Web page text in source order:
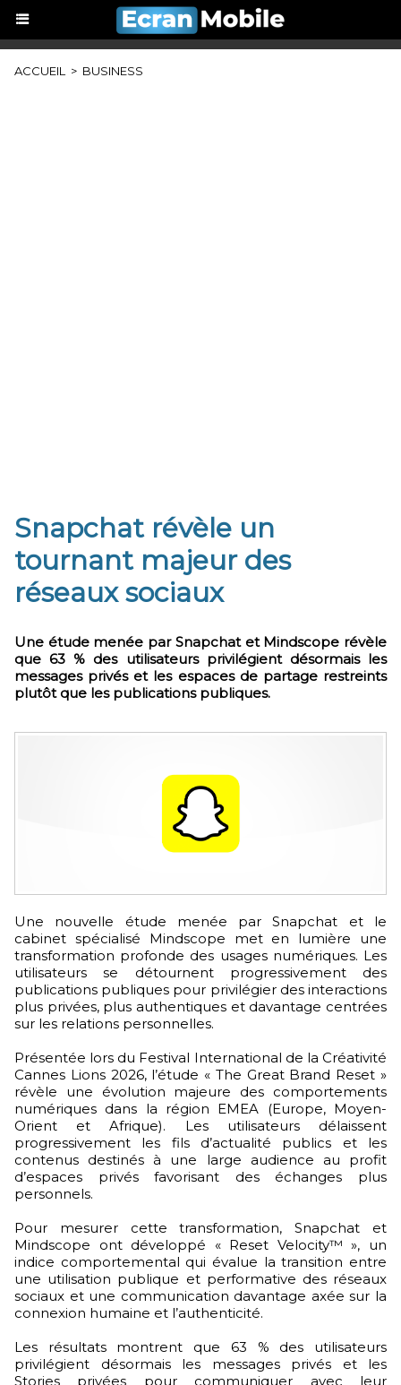
ACCUEIL > BUSINESS
Snapchat révèle un
tournant majeur des
réseaux sociaux
Une étude menée par Snapchat et Mindscope révèle
que 63 % des utilisateurs privilégient désormais les
messages privés et les espaces de partage restreints
plutôt que les publications publiques.
Une nouvelle étude menée par Snapchat et le
cabinet spécialisé Mindscope met en lumière une
transformation profonde des usages numériques. Les
utilisateurs se détournent progressivement des
publications publiques pour privilégier des interactions
plus privées, plus authentiques et davantage centrées
sur les relations personnelles.
Présentée lors du Festival International de la Créativité
Cannes Lions 2026, l’étude « The Great Brand Reset »
révèle une évolution majeure des comportements
numériques dans la région EMEA (Europe, Moyen-
Orient et Afrique). Les utilisateurs délaissent
progressivement les fils d’actualité publics et les
contenus destinés à une large audience au profit
d’espaces privés favorisant des échanges plus
personnels.
Pour mesurer cette transformation, Snapchat et
Mindscope ont développé « Reset Velocity™ », un
indice comportemental qui évalue la transition entre
une utilisation publique et performative des réseaux
sociaux et une communication davantage axée sur la
connexion humaine et l’authenticité.
Les résultats montrent que 63 % des utilisateurs
privilégient désormais les messages privés et les
Stories privées pour communiquer avec leur